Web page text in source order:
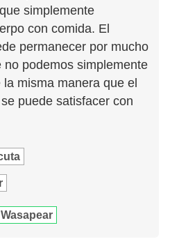
simplemente
con comida. El
permanecer por mucho
podemos simplemente
misma manera que el
puede satisfacer con
Wasapear